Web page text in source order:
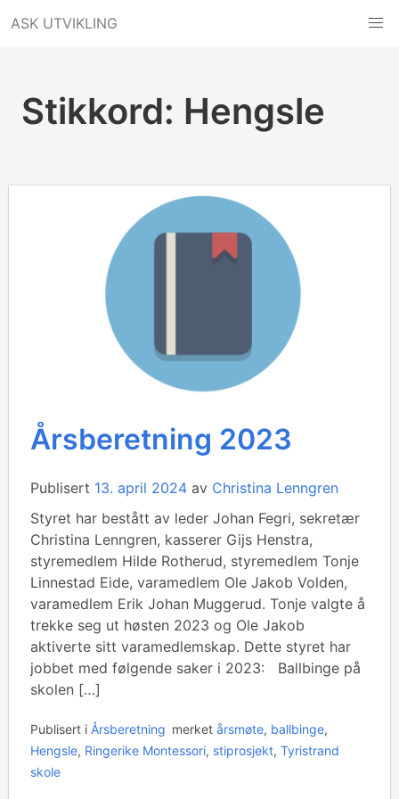
tilASK UTVIKLING
Stikkord: Hengsle
Årsberetning 2023
Publisert 13. april 2024 av Christina Lenngren
Styret har bestått av leder Johan Fegri, sekretær
Christina Lenngren, kasserer Gijs Henstra,
styremedlem Hilde Rotherud, styremedlem Tonje
Linnestad Eide, varamedlem Ole Jakob Volden,
varamedlem Erik Johan Muggerud. Tonje valgte å
trekke seg ut høsten 2023 og Ole Jakob
aktiverte sitt varamedlemskap. Dette styret har
jobbet med følgende saker i 2023: Ballbinge på
skolen […]
Publisert i Årsberetning merket årsmøte, ballbinge,
Hengsle, Ringerike Montessori, stiprosjekt, Tyristrand
skole